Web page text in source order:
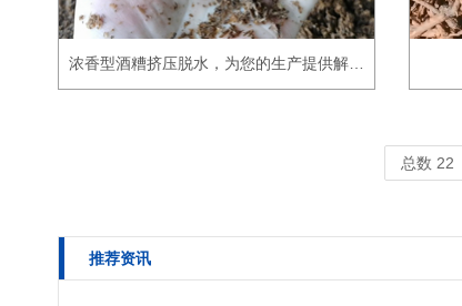
浓香型酒糟挤压脱水，为您的生产提供解…
总数 22
推荐资讯